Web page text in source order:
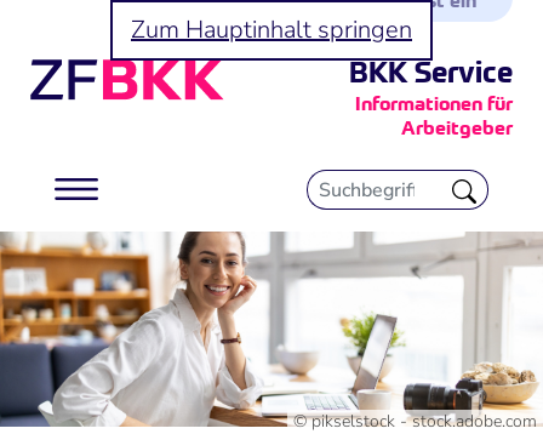
Zum Hauptinhalt springen
BKK Service
Informationen für
Arbeitgeber
© pikselstock - stock.adobe.com